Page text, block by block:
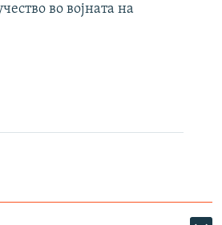
во војната на